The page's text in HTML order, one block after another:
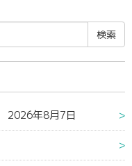
2026年8月7日